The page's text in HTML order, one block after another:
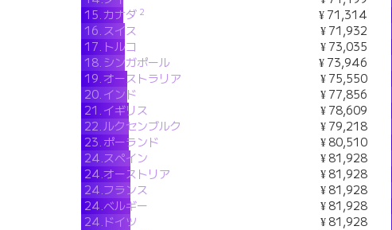
15.カナダ 2
¥ 71,314
16. スイス
¥ 71,932
17. トルコ
¥ 73,035
18. シンガポール
¥ 73,946
19.オーストラリア
¥ 75,550
20. インド
¥ 77,856
21. イギリス
¥ 78,609
22.ルクセンブルク
¥ 79,218
23. ポーランド
¥ 80,510
24.スペイン
¥ 81,928
24.オーストリア
¥ 81,928
24.フランス
¥ 81,928
24.ベルギー
¥ 81,928
24. ドイツ
¥ 81,928